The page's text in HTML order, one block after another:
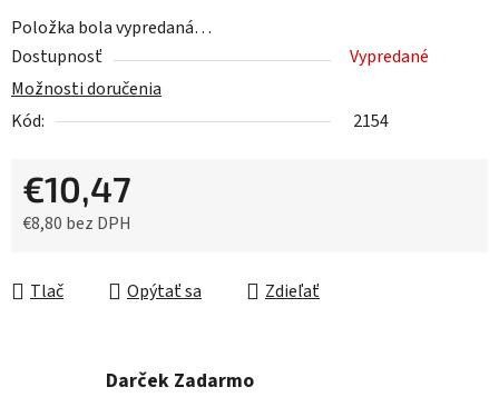
Položka bola vypredaná…
Dostupnosť
Vypredané
Možnosti doručenia
Kód:
2154
€10,47
€8,80 bez DPH
Tlač
Opýtať sa Zdieľať
Darček Zadarmo